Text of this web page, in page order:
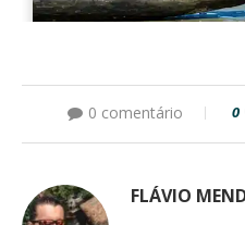
0 comentário 0
FLÁVIO